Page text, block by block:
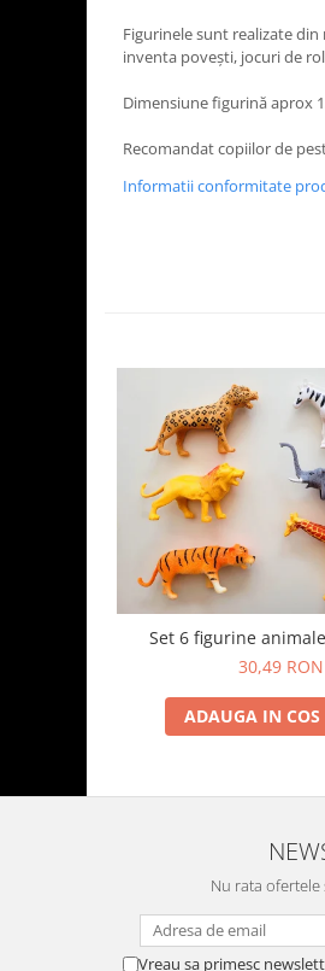
Figurinele sunt realizate
inventa poveşti, jocuri de
Dimensiune figurină aprox
Recomandat copiilor de
Informatii conformitate
Set 6 figurine
30,49 RON
ADAUGA IN COS
Nu rata
Vreau sa primesc